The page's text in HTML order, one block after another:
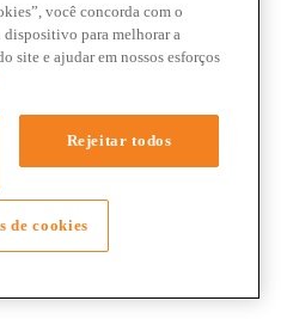
você concorda com o
dispositivo para melhorar a
site e ajudar em nossos esforços
Rejeitar todos
de cookies